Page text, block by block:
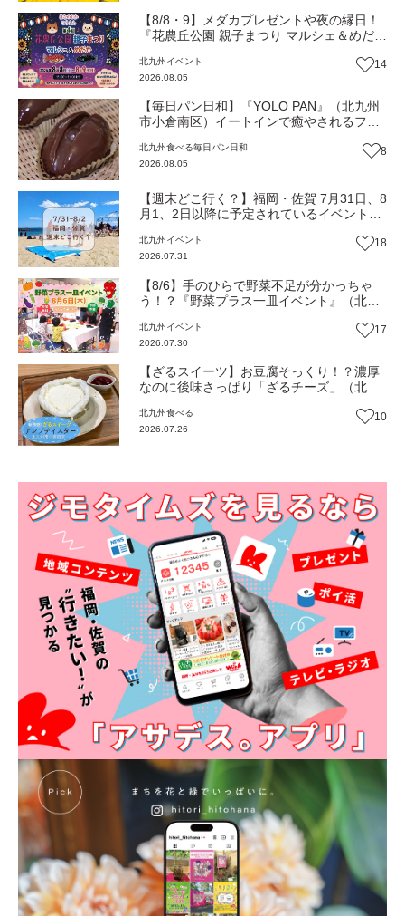
【8/8・9】メダカプレゼントや夜の縁日！
『花農丘公園 親子まつり マルシェ＆めだ
北九州 イベント
2026.08.05
14
【毎日パン日和】『YOLO PAN』（北九州
市小倉南区）イートインで癒やされるフワ
北九州食べる毎日パン日和
2026.08.05
8
【週末どこ行く？】福岡・佐賀 7月31日、8
月1、2日以降に予定されているイベントま
北九州 イベント
2026.07.31
18
【8/6】手のひらで野菜不足が分かっちゃ
う！？『野菜プラス一皿イベント』（北九
北九州 イベント
2026.07.30
17
【ざるスイーツ】お豆腐そっくり！？濃厚
なのに後味さっぱり「ざるチーズ」（北九
北九州食べる
2026.07.26
10